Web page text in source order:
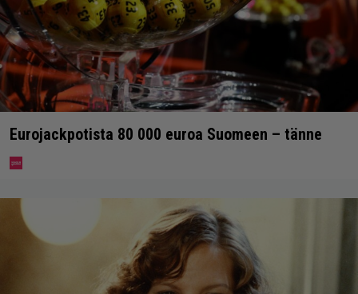
Eurojackpotista 80 000 euroa Suomeen – tänne